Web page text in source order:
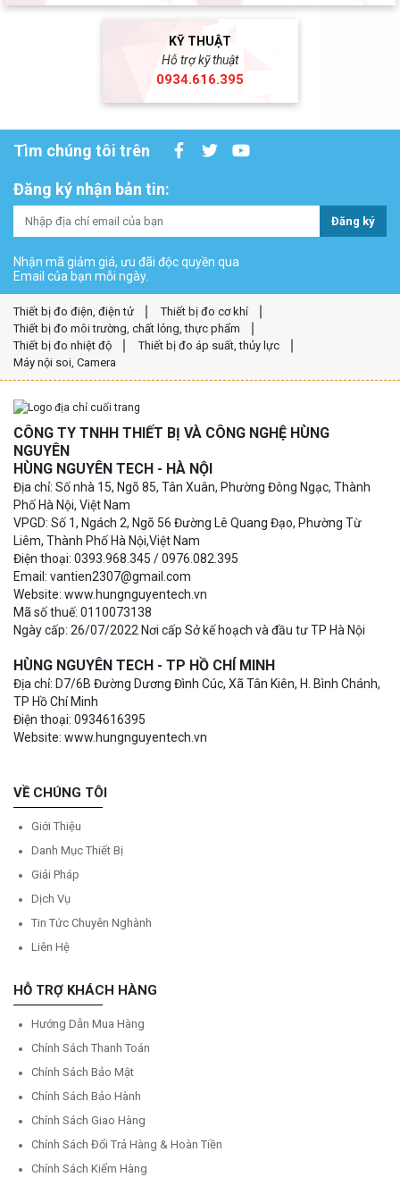
KỸ THUẬT
Hỗ trợ kỹ thuật
0934.616.395
Tìm chúng tôi trên
Đăng ký nhận bản tin:
Đăng ký
Nhận mã giảm giá, ưu đãi độc quyền qua
Email của bạn mỗi ngày.
Thiết bị đo điện, điện tử
Thiết bị đo cơ khí
Thiết bị đo môi trường, chất lỏng, thực phẩm
Thiết bị đo nhiệt độ
Thiết bị đo áp suất, thủy lực
Máy nội soi, Camera
CÔNG TY TNHH THIẾT BỊ VÀ CÔNG NGHỆ HÙNG
NGUYÊN
HÙNG NGUYÊN TECH - HÀ NỘI
Địa chỉ: Số nhà 15, Ngõ 85, Tân Xuân, Phường Đông Ngạc, Thành
Phố Hà Nội, Việt Nam
VPGD: Số 1, Ngách 2, Ngõ 56 Đường Lê Quang Đạo, Phường Từ
Liêm, Thành Phố Hà Nội,Việt Nam
Điện thoại: 0393.968.345 / 0976.082.395
Email: vantien2307@gmail.com
Website: www.hungnguyentech.vn
Mã số thuế: 0110073138
Ngày cấp: 26/07/2022 Nơi cấp Sở kế hoạch và đầu tư TP Hà Nội
HÙNG NGUYÊN TECH - TP HỒ CHÍ MINH
Địa chỉ: D7/6B Đường Dương Đình Cúc, Xã Tân Kiên, H. Bình Chánh,
TP Hồ Chí Minh
Điện thoại: 0934616395
Website: www.hungnguyentech.vn
VỀ CHÚNG TÔI
Giới Thiệu
Danh Mục Thiết Bị
Giải Pháp
Dịch Vụ
Tin Tức Chuyên Nghành
Liên Hệ
HỖ TRỢ KHÁCH HÀNG
Hướng Dẫn Mua Hàng
Chính Sách Thanh Toán
Chính Sách Bảo Mật
Chính Sách Bảo Hành
Chính Sách Giao Hàng
Chính Sách Đổi Trả Hàng & Hoàn Tiền
Chính Sách Kiểm Hàng